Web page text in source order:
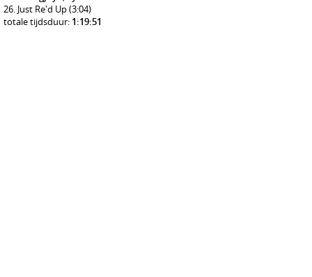
Just Re'd Up(3:04)
totale tijdsduur: 1:19:51